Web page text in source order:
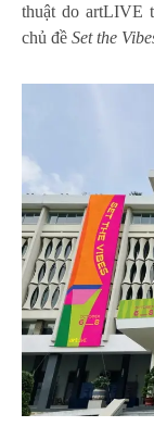
thuật do artLIVE
chủ đề Set the